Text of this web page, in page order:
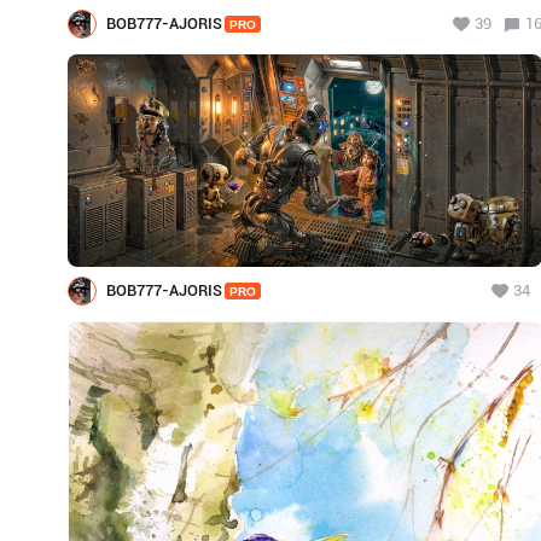
BOB777-AJORIS PRO 39 16
BOB777-AJORIS PRO 34